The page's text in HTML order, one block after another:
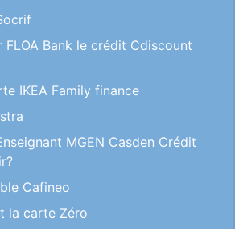
FLOA Bank le crédit Cdiscount
IKEA Family finance
MGEN Casden Crédit
Cafineo
la carte Zéro